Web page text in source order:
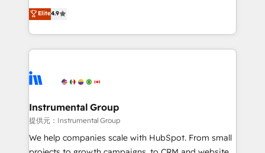
and service to drive sustainable growth With 6 key
HubSpot accreditations and experience across
teams has worked with clients just like you Let’s
explore whether S2 is the partner you’ve been
operational efficiency of HubSpot. The fastest-
growing tech-enabler & facilitator, MakeWebBetter,
hands you the blend of HubSpot expertise &
eminent solutions & integrations. Trust us to
Elite Partners with 10+ years of HubSpot experience
Premier Partner 2023 🌟5 HubSpot Accreditations 🌟
Won HubSpot Theme Challenge 2021 🌟INBOUND’19
HubSpot Rising Star Why us? Harnessing the full
potential of the powerful HubSpot CRM. ✔️A team of
Elite4.9
Instrumental Group
提供元：Instrumental Group
We help companies scale with HubSpot. From small